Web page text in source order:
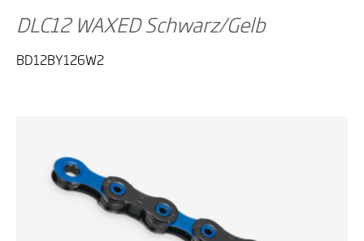
DLC12 WAXED Schwarz/Gelb
BD12BY126W2